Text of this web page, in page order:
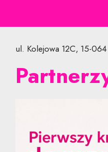
ul. Kolejowa 12C, 15-